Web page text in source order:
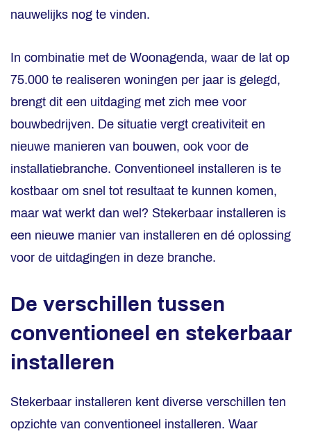
nauwelijks nog te vinden.
In combinatie met de Woonagenda, waar de lat op
75.000 te realiseren woningen per jaar is gelegd,
brengt dit een uitdaging met zich mee voor
bouwbedrijven. De situatie vergt creativiteit en
nieuwe manieren van bouwen, ook voor de
installatiebranche. Conventioneel installeren is te
kostbaar om snel tot resultaat te kunnen komen,
maar wat werkt dan wel? Stekerbaar installeren is
een nieuwe manier van installeren en dé oplossing
voor de uitdagingen in deze branche.
De verschillen tussen
conventioneel en stekerbaar
installeren
Stekerbaar installeren kent diverse verschillen ten
opzichte van conventioneel installeren. Waar